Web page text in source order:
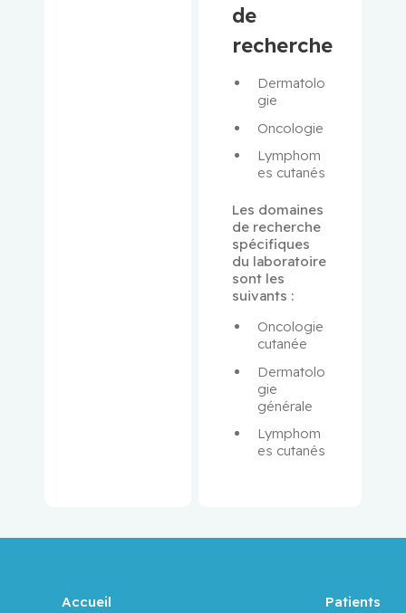
Volker
Mark
de
recherche
Dermatolo
gie
Oncologie
Lymphom
es cutanés
Les domaines
de recherche
spécifiques
du laboratoire
sont les
suivants :
Oncologie
cutanée
Dermatolo
gie
générale
Lymphom
es cutanés
Accueil
Patients